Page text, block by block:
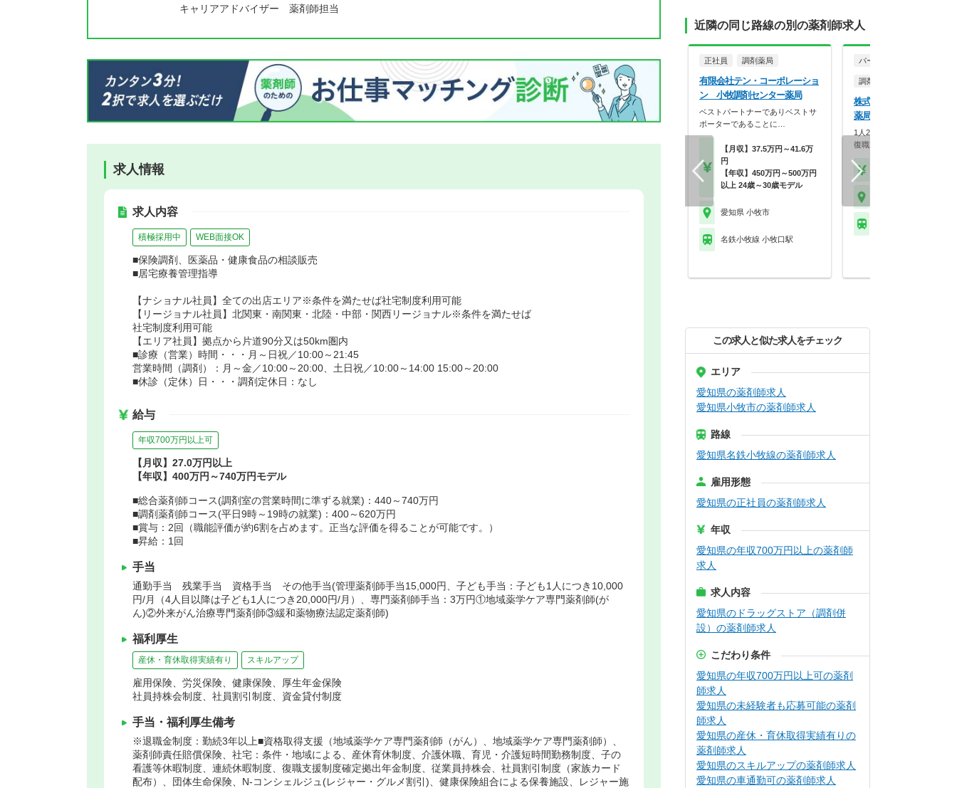
キャリアアドバイザー 薬剤師担当
求人情報
求人内容
積極採用中 WEB面接OK
■保険調剤、医薬品・健康食品の相談販売
■居宅療養管理指導
【ナショナル社員】全ての出店エリア※条件を満たせば社宅制度利用可能
【リージョナル社員】北関東・南関東・北陸・中部・関西リージョナル※条件を満たせば
社宅制度利用可能
【エリア社員】拠点から片道90分又は50km圏内
■診療（営業）時間・・・月～日祝／10:00～21:45
営業時間（調剤）：月～金／10:00～20:00、土日祝／10:00～14:00 15:00～20:00
■休診（定休）日・・・調剤定休日：なし
給与
年収700万円以上可
【月収】27.0万円以上
【年収】400万円～740万円モデル
■総合薬剤師コース(調剤室の営業時間に準ずる就業)：440～740万円
■調剤薬剤師コース(平日9時～19時の就業)：400～620万円
■賞与：2回（職能評価が約6割を占めます。正当な評価を得ることが可能です。）
■昇給：1回
手当
通勤手当 残業手当 資格手当 その他手当(管理薬剤師手当15,000円、子ども手当：子ども1人につき10,000
円/月（4人目以降は子ども1人につき20,000円/月）、専門薬剤師手当：3万円①地域薬学ケア専門薬剤師(が
ん)②外来がん治療専門薬剤師③緩和薬物療法認定薬剤師)
福利厚生
産休・育休取得実績有り スキルアップ
雇用保険、労災保険、健康保険、厚生年金保険
社員持株会制度、社員割引制度、資金貸付制度
手当・福利厚生備考
※退職金制度：勤続3年以上■資格取得支援（地域薬学ケア専門薬剤師（がん）、地域薬学ケア専門薬剤師）、
薬剤師責任賠償保険、社宅：条件・地域による、産休育休制度、介護休職、育児・介護短時間勤務制度、子の
看護等休暇制度、連続休暇制度、復職支援制度確定拠出年金制度、従業員持株会、社員割引制度（家族カード
配布）、団体生命保険、N-コンシェルジュ(レジャー・グルメ割引)、健康保険組合による保養施設、レジャー施
近隣の同じ路線の別の薬剤師求人
正社員 調剤薬局
有限会社テン・コーポレーショ
ン 小牧調剤センター薬局
ベストパートナーでありベストサ
ポーターであることに…
【月収】37.5万円～41.6万
円
【年収】450万円～500万円
以上 24歳～30歳モデル
愛知県 小牧市
名鉄小牧線 小牧口駅
パート・アルバイト
調剤薬局
株式会社メディカル一光
薬局
1人20枚以下の余裕体制！研
復職支援も充実の安…
この求人と似た求人をチェック
エリア
愛知県の薬剤師求人
愛知県小牧市の薬剤師求人
路線
愛知県名鉄小牧線の薬剤師求人
雇用形態
愛知県の正社員の薬剤師求人
年収
愛知県の年収700万円以上の薬剤師
求人
求人内容
愛知県のドラッグストア（調剤併
設）の薬剤師求人
こだわり条件
愛知県の年収700万円以上可の薬剤
師求人
愛知県の未経験者も応募可能の薬剤
師求人
愛知県の産休・育休取得実績有りの
薬剤師求人
愛知県のスキルアップの薬剤師求人
愛知県の車通勤可の薬剤師求人